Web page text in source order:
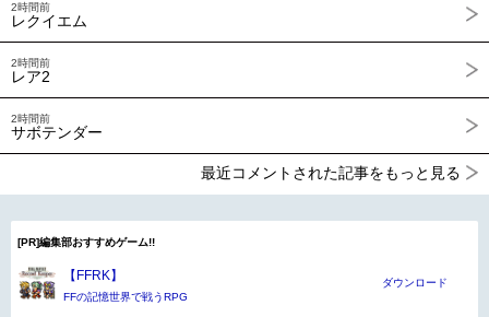
2時間前
レクイエム
2時間前
レア2
2時間前
サボテンダー
最近コメントされた記事をもっと見る
[PR]編集部おすすめゲーム!!
【FFRK】
FFの記憶世界で戦うRPG
ダウンロード